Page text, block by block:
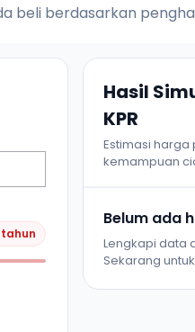
beli berdasarkan
tahun
Hasil
KPR
Estimasi
kemampuan
Belum ada
Lengkapi data
Sekarang